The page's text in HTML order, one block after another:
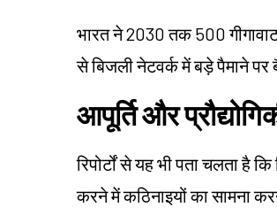
भारत ने 2030 तक 500 गीगावाट
से बिजली नेटवर्क में बड़े पैमाने
आपूर्ति और
रिपोर्टों से यह भी पता चलता है
करने में कठिनाइयों का सामना